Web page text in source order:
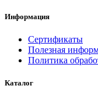
Информация
Сертификаты
Полезная
Политика
Каталог